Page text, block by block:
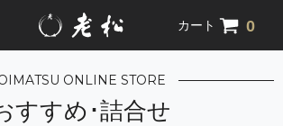
カート 0
ONLINE STORE
すすめ･詰合せ